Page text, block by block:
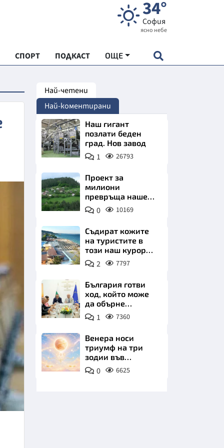
34°
София
ясно небе
СПОРТ ПОДКАСТ ОЩЕ
"ЧУДЕСАТА НА БЪЛГАРИЯ"
ХРАНА
Най-четени
Най-коментирани
Наш гигант
позлати беден
град. Нов завод
1 26793
Проект за
милиони
превръща наше
село в магнит за
туристи
0 10169
Съдират кожите
на туристите в
този наш курорт.
Шокираща
сметка за обяд на
2 7797
България готви
ход, който може
да обърне
туристическия
сезон
1 7360
Венера носи
триумф на три
зодии във
всичките им
начинания до дни
0 6625